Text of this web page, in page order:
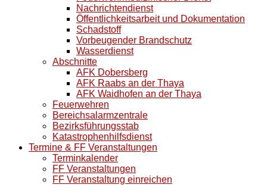
Nachrichtendienst
Öffentlichkeitsarbeit und Dokumentation
Schadstoff
Vorbeugender Brandschutz
Wasserdienst
Abschnitte
AFK Dobersberg
AFK Raabs an der Thaya
AFK Waidhofen an der Thaya
Feuerwehren
Bereichsalarmzentrale
Bezirksführungsstab
Katastrophenhilfsdienst
Termine & FF Veranstaltungen
Terminkalender
FF Veranstaltungen
FF Veranstaltung einreichen